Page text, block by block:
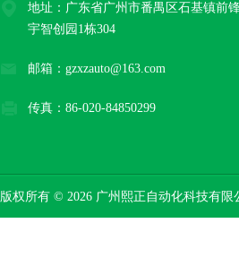
地址：广东省广州市番禺区石基镇前
宇智创园1栋304
邮箱：gzxzauto@163.com
传真：86-020-84850299
版权所有 © 2026 广州熙正自动化科技有